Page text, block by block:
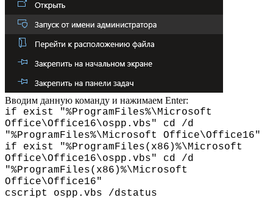
Вводим данную команду и нажимаем Enter:
if exist "%ProgramFiles%\Microsoft
Office\Office16\ospp.vbs" cd /d
"%ProgramFiles%\Microsoft Office\Office16"
if exist "%ProgramFiles(x86)%\Microsoft
Office\Office16\ospp.vbs" cd /d
"%ProgramFiles(x86)%\Microsoft
Office\Office16"
cscript ospp.vbs /dstatus